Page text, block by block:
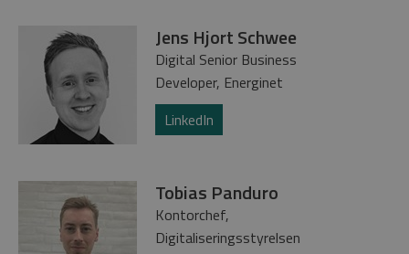
Jens Hjort Schwee
Digital Senior Business
Developer, Energinet
LinkedIn
Tobias Panduro
Kontorchef,
Digitaliseringsstyrelsen